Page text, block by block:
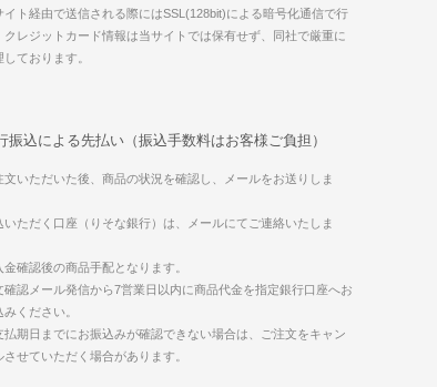
イト経由で送信される際にはSSL(128bit)による暗号化通信で行
クレジットカード情報は当サイトでは保有せず、同社で厳重に
しております。
振込による先払い（振込手数料はお客様ご負担）
文いただいた後、商品の状況を確認し、メールをお送りしま
いただく口座（りそな銀行）は、メールにてご連絡いたしま
金確認後の商品手配となります。
確認メール発信から7営業日以内に商品代金を指定銀行口座へお
みください。
払期日までにお振込みが確認できない場合は、ご注文をキャン
させていただく場合があります。